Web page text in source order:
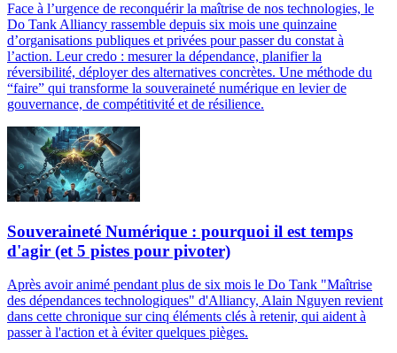
Face à l’urgence de reconquérir la maîtrise de nos technologies, le
Do Tank Alliancy rassemble depuis six mois une quinzaine
d’organisations publiques et privées pour passer du constat à
l’action. Leur credo : mesurer la dépendance, planifier la
réversibilité, déployer des alternatives concrètes. Une méthode du
“faire” qui transforme la souveraineté numérique en levier de
gouvernance, de compétitivité et de résilience.
Souveraineté Numérique : pourquoi il est temps
d'agir (et 5 pistes pour pivoter)
Après avoir animé pendant plus de six mois le Do Tank "Maîtrise
des dépendances technologiques" d'Alliancy, Alain Nguyen revient
dans cette chronique sur cinq éléments clés à retenir, qui aident à
passer à l'action et à éviter quelques pièges.